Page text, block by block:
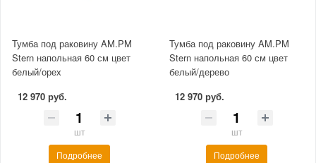
Тумба под раковину AM.PM
Stern напольная 60 см цвет
белый/орех
12 970 руб.
шт
Подробнее
Тумба под раковину AM.PM
Stern напольная 60 см цвет
белый/дерево
12 970 руб.
шт
Подробнее